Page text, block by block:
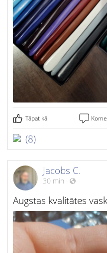
Tāpat kā
(8)
Jacobs C.
30 min ·
Augstas kvalitātes